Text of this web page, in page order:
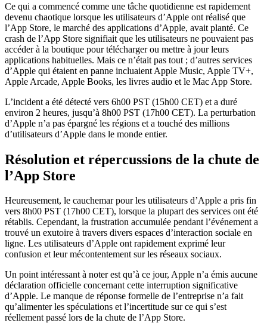
Ce qui a commencé comme une tâche quotidienne est rapidement
devenu chaotique lorsque les utilisateurs d’Apple ont réalisé que
l’App Store, le marché des applications d’Apple, avait planté. Ce
crash de l’App Store signifiait que les utilisateurs ne pouvaient pas
accéder à la boutique pour télécharger ou mettre à jour leurs
applications habituelles. Mais ce n’était pas tout ; d’autres services
d’Apple qui étaient en panne incluaient Apple Music, Apple TV+,
Apple Arcade, Apple Books, les livres audio et le Mac App Store.
L’incident a été détecté vers 6h00 PST (15h00 CET) et a duré
environ 2 heures, jusqu’à 8h00 PST (17h00 CET). La perturbation
d’Apple n’a pas épargné les régions et a touché des millions
d’utilisateurs d’Apple dans le monde entier.
Résolution et répercussions de la chute de
l’App Store
Heureusement, le cauchemar pour les utilisateurs d’Apple a pris fin
vers 8h00 PST (17h00 CET), lorsque la plupart des services ont été
rétablis. Cependant, la frustration accumulée pendant l’événement a
trouvé un exutoire à travers divers espaces d’interaction sociale en
ligne. Les utilisateurs d’Apple ont rapidement exprimé leur
confusion et leur mécontentement sur les réseaux sociaux.
Un point intéressant à noter est qu’à ce jour, Apple n’a émis aucune
déclaration officielle concernant cette interruption significative
d’Apple. Le manque de réponse formelle de l’entreprise n’a fait
qu’alimenter les spéculations et l’incertitude sur ce qui s’est
réellement passé lors de la chute de l’App Store.